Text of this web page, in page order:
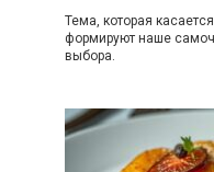
Тема, которая
формируют наше
выбора.